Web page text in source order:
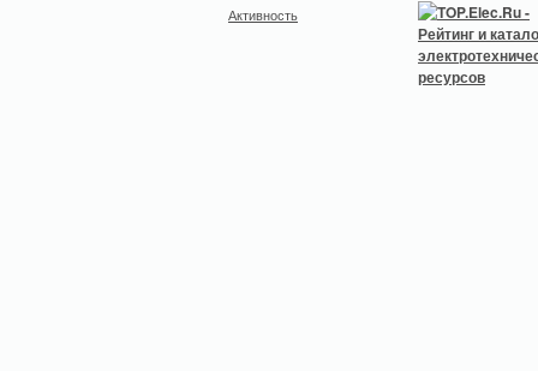
Активность